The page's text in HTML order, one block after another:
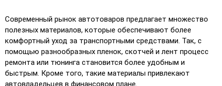
Современный рынок автотоваров предлагает множество
полезных материалов, которые обеспечивают более
комфортный уход за транспортными средствами. Так, с
помощью разнообразных пленок, скотчей и лент процесс
ремонта или тюнинга становится более удобным и
быстрым. Кроме того, такие материалы привлекают
автовладельцев в финансовом плане.